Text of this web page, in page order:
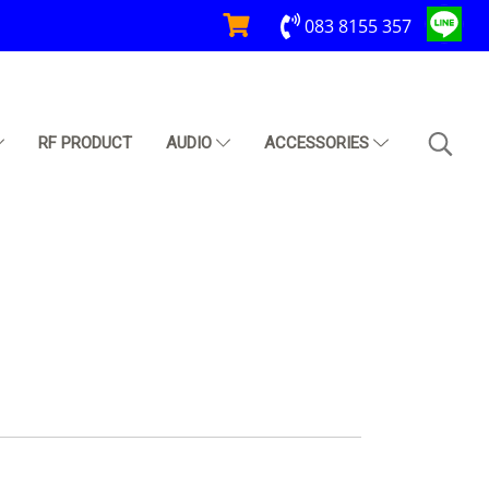
083 8155 357
RF PRODUCT AUDIO ACCESSORIES